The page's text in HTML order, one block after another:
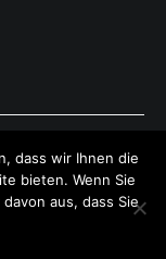
rights reserved.
WordPress .
dass wir Ihnen die
bieten. Wenn Sie
aus, dass Sie